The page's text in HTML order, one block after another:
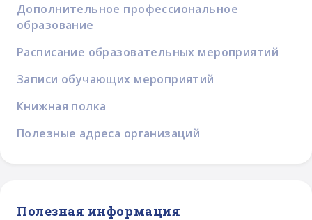
Дополнительное профессиональное
образование
Расписание образовательных мероприятий
Записи обучающих мероприятий
Книжная полка
Полезные адреса организаций
Полезная информация